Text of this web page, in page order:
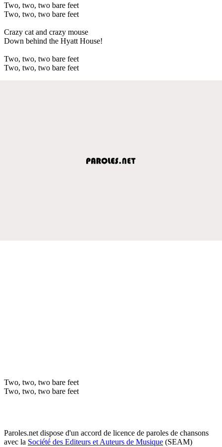
Two, two, two bare feet
Two, two, two bare feet
Crazy cat and crazy mouse
Down behind the Hyatt House!
Two, two, two bare feet
Two, two, two bare feet
Two, two, two bare feet
Two, two, two bare feet
Paroles.net dispose d'un accord de licence de paroles de chansons
avec la Société des Editeurs et Auteurs de Musique (SEAM)